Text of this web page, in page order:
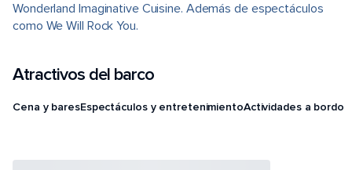
Wonderland Imaginative Cuisine. Además de espectáculos
como We Will Rock You.
Atractivos del barco
Cena y baresEspectáculos y entretenimientoActividades a bordo